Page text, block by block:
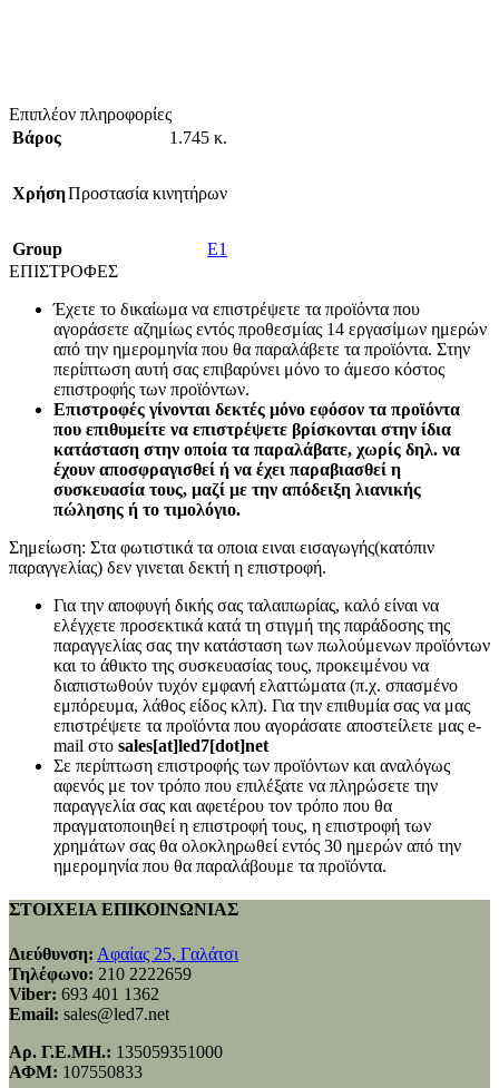
Επιπλέον πληροφορίες
Βάρος
1.745 κ.
ΧρήσηΠροστασία κινητήρων
Group
E1
ΕΠΙΣΤΡΟΦΕΣ
Έχετε το δικαίωμα να επιστρέψετε τα προϊόντα που
αγοράσετε αζημίως εντός προθεσμίας 14 εργασίμων ημερών
από την ημερομηνία που θα παραλάβετε τα προϊόντα. Στην
περίπτωση αυτή σας επιβαρύνει μόνο το άμεσο κόστος
επιστροφής των προϊόντων.
Επιστροφές γίνονται δεκτές μόνο εφόσον τα προϊόντα
που επιθυμείτε να επιστρέψετε βρίσκονται στην ίδια
κατάσταση στην οποία τα παραλάβατε, χωρίς δηλ. να
έχουν αποσφραγισθεί ή να έχει παραβιασθεί η
συσκευασία τους, μαζί με την απόδειξη λιανικής
πώλησης ή το τιμολόγιο.
Σημείωση: Στα φωτιστικά τα οποια ειναι εισαγωγής(κατόπιν
παραγγελίας) δεν γινεται δεκτή η επιστροφή.
Για την αποφυγή δικής σας ταλαιπωρίας, καλό είναι να
ελέγχετε προσεκτικά κατά τη στιγμή της παράδοσης της
παραγγελίας σας την κατάσταση των πωλούμενων προϊόντων
και το άθικτο της συσκευασίας τους, προκειμένου να
διαπιστωθούν τυχόν εμφανή ελαττώματα (π.χ. σπασμένο
εμπόρευμα, λάθος είδος κλπ). Για την επιθυμία σας να μας
επιστρέψετε τα προϊόντα που αγοράσατε αποστείλετε μας e-
mail στο sales[at]led7[dot]net
Σε περίπτωση επιστροφής των προϊόντων και αναλόγως
αφενός με τον τρόπο που επιλέξατε να πληρώσετε την
παραγγελία σας και αφετέρου τον τρόπο που θα
πραγματοποιηθεί η επιστροφή τους, η επιστροφή των
χρημάτων σας θα ολοκληρωθεί εντός 30 ημερών από την
ημερομηνία που θα παραλάβουμε τα προϊόντα.
ΣΤΟΙΧΕΙΑ ΕΠΙΚΟΙΝΩΝΙΑΣ
Διεύθυνση: Αφαίας 25, Γαλάτσι
Τηλέφωνο: 210 2222659
Viber: 693 401 1362
Email: sales@led7.net
Αρ. Γ.Ε.ΜΗ.: 135059351000
ΑΦΜ: 107550833